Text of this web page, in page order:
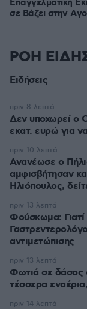
Επαγγελματική
σε Bάζει στην
ΡΟΗ
Ειδήσεις
Δεν υποχωρεί ο
εκατ. ευρώ για
πριν 8 λεπτά
Ανανέωσε ο
αμφισβήτησαν
Ηλιόπουλος,
πριν 10 λεπτά
Φούσκωμα:
αντιμετώπισης
πριν 13 λεπτά
Φωτιά σε δάσος
τέσσερα
πριν 13 λεπτά
πριν 14 λεπτά